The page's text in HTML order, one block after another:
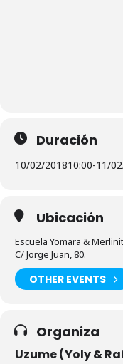
Duración
10/02/201810:00-11/
Ubicación
Escuela Yomara &
C/ Jorge Juan, 80.
OTHER EVENTS
Organiza
Uzume (Yoly &